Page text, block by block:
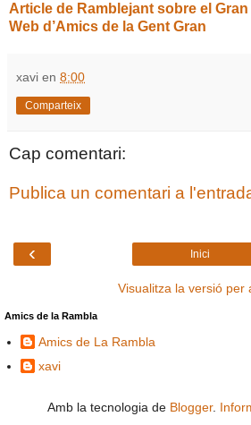
Article de Ramblejant sobre el
Web d’Amics de la Gent Gran
xavi en 8:00
Comparteix
Cap comentari:
Publica un comentari a
‹ Inici
Visualitza la versió per
Amics de la Rambla
Amics de La Rambla
xavi
Amb la tecnologia de Blogger.